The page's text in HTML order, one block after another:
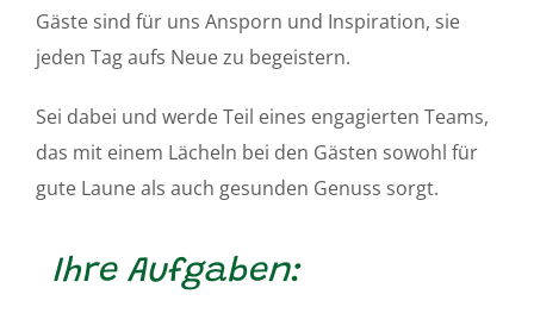
Gäste sind für uns Ansporn und Inspiration, sie
jeden Tag aufs Neue zu begeistern.
Sei dabei und werde Teil eines engagierten Teams,
das mit einem Lächeln bei den Gästen sowohl für
gute Laune als auch gesunden Genuss sorgt.
Ihre Aufgaben: